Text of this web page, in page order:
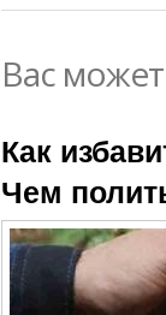
Вас
Как
Чем